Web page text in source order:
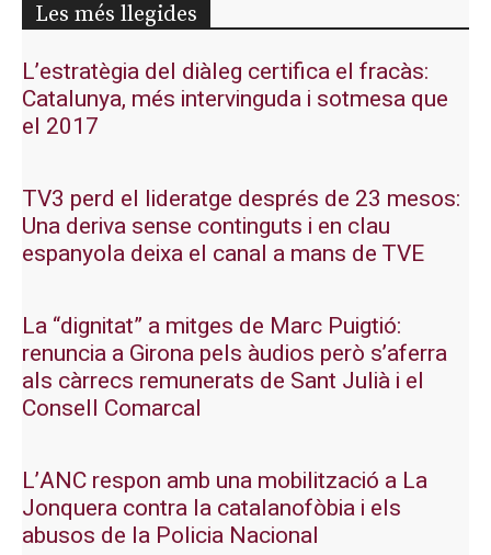
Les més llegides
L’estratègia del diàleg certifica el fracàs:
Catalunya, més intervinguda i sotmesa que
el 2017
TV3 perd el lideratge després de 23 mesos:
Una deriva sense continguts i en clau
espanyola deixa el canal a mans de TVE
La “dignitat” a mitges de Marc Puigtió:
renuncia a Girona pels àudios però s’aferra
als càrrecs remunerats de Sant Julià i el
Consell Comarcal
L’ANC respon amb una mobilització a La
Jonquera contra la catalanofòbia i els
abusos de la Policia Nacional